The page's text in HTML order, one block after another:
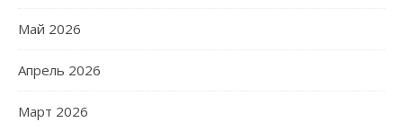
Май 2026
Апрель 2026
Март 2026